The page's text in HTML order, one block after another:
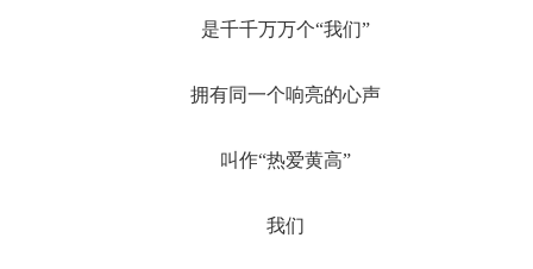
是千千万万个“我们”
拥有同一个响亮的心声
叫作“热爱黄高”
我们